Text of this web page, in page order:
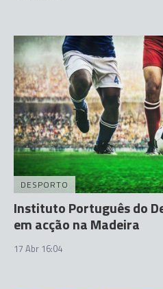
DESPORTO
Instituto Português do
em acção na Madeira
17 Abr 16:04